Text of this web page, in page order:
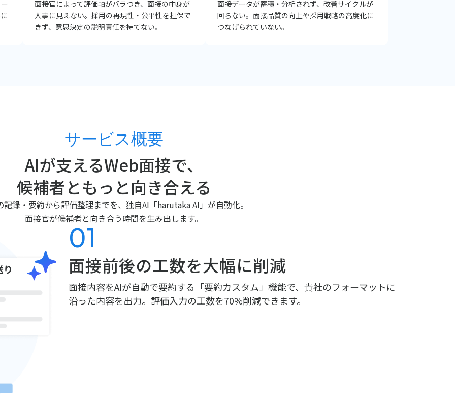
面接官によって評価軸がバラつき、面接の中身が
人事に見えない。採用の再現性・公平性を担保で
きず、意思決定の説明責任を持てない。
面接データが蓄積・分析されず、改善サイクルが
回らない。面接品質の向上や採用戦略の高度化に
つなげられていない。
サービス概要
AIが支えるWeb面接で、
候補者ともっと向き合える
記録・要約から評価整理までを、独自AI「harutaka AI」が自動化。
面接官が候補者と向き合う時間を生み出します。
01
面接前後の工数を大幅に削減
面接内容をAIが自動で要約する「要約カスタム」機能で、貴社のフォーマットに
沿った内容を出力。評価入力の工数を70%削減できます。